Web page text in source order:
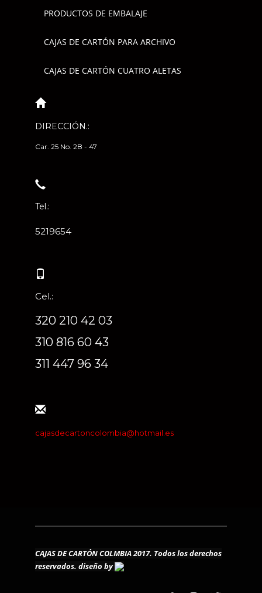
PRODUCTOS DE EMBALAJE
CAJAS DE CARTÓN PARA ARCHIVO
CAJAS DE CARTÓN CUATRO ALETAS
DIRECCIÓN.:
Car. 25 No. 2B - 47
Tel.:
5219654
Cel.:
320 210 42 03
310 816 60 43
311 447 96 34
cajasdecartoncolombia@hotmail.es
CAJAS DE CARTÓN COLMBIA 2017. Todos los derechos
reservados. diseño by